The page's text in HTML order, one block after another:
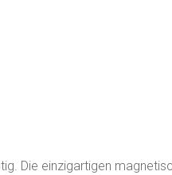
Die einzigartigen